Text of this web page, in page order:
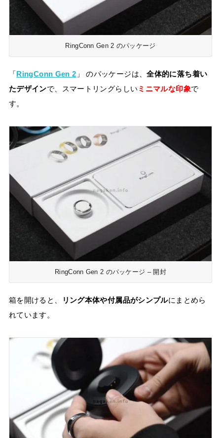
RingConn Gen 2 のパッケージ
「RingConn Gen 2 」 のパッケージは、全体的に落ち着い
たデザインで、スマートリングらしい ミニマルな印象で
す。
RingConn Gen 2 のパッケージ – 開封
箱を開けると、 リング本体や付属品がシンプルにまとめら
れています。